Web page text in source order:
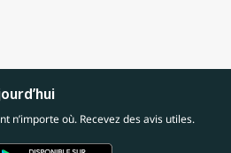
n’importe où. Recevez des avis utiles.